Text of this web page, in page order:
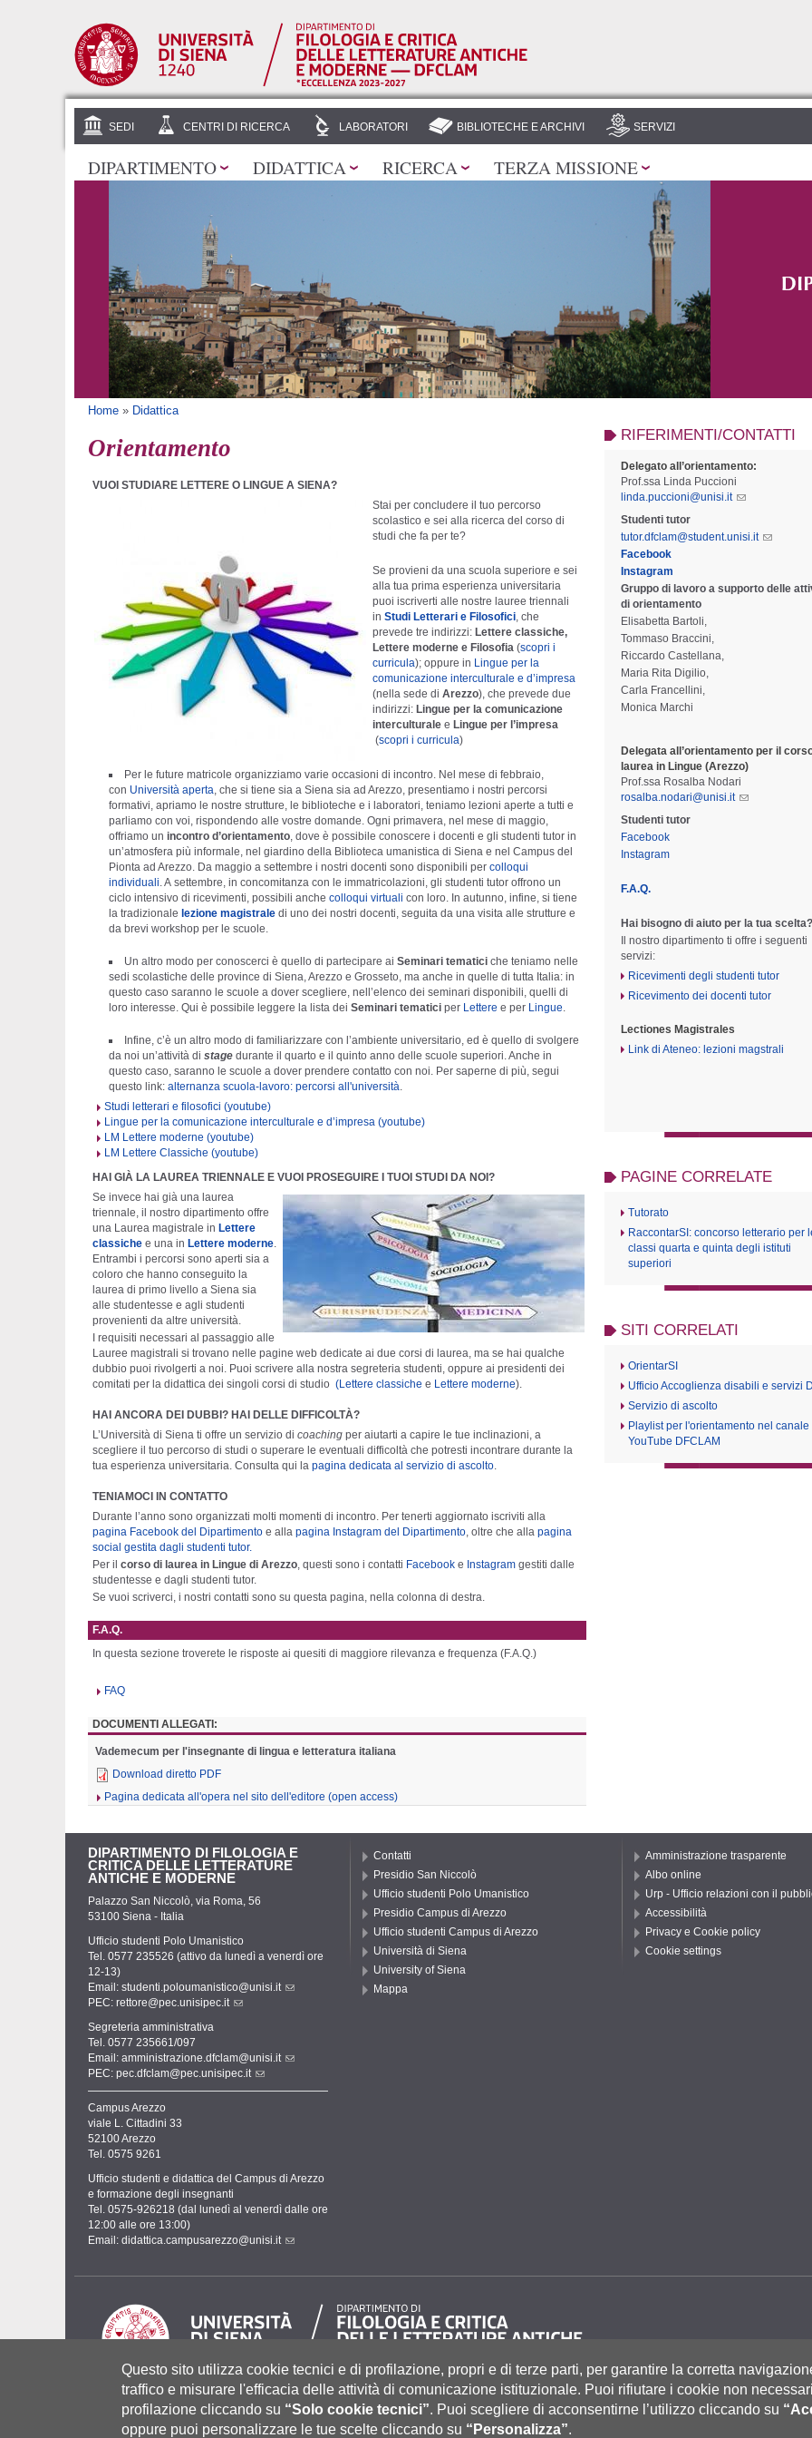
SEDI CENTRI DI RICERCA LABORATORI BIBLIOTECHE E ARCHIVI SERVIZI
DIPARTIMENTO DIDATTICA RICERCA TERZA MISSIONE
Tu sei qui
Home » Didattica
Orientamento
VUOI STUDIARE LETTERE O LINGUE A SIENA?
Stai per concludere il tuo percorso
scolastico e sei alla ricerca del corso di
studi che fa per te?
Se provieni da una scuola superiore e sei
alla tua prima esperienza universitaria
puoi iscriverti alle nostre lauree triennali
in Studi Letterari e Filosofici, che
prevede tre indirizzi: Lettere classiche,
Lettere moderne e Filosofia (scopri i
curricula); oppure in Lingue per la
comunicazione interculturale e d’impresa
(nella sede di Arezzo), che prevede due
indirizzi: Lingue per la comunicazione
interculturale e Lingue per l’impresa
(scopri i curricula)
Per le future matricole organizziamo varie occasioni di incontro. Nel mese di febbraio,
con Università aperta, che si tiene sia a Siena sia ad Arezzo, presentiamo i nostri percorsi
formativi, apriamo le nostre strutture, le biblioteche e i laboratori, teniamo lezioni aperte a tutti e
parliamo con voi, rispondendo alle vostre domande. Ogni primavera, nel mese di maggio,
offriamo un incontro d’orientamento, dove è possibile conoscere i docenti e gli studenti tutor in
un’atmosfera più informale, nel giardino della Biblioteca umanistica di Siena e nel Campus del
Pionta ad Arezzo. Da maggio a settembre i nostri docenti sono disponibili per colloqui
individuali. A settembre, in concomitanza con le immatricolazioni, gli studenti tutor offrono un
ciclo intensivo di ricevimenti, possibili anche colloqui virtuali con loro. In autunno, infine, si tiene
la tradizionale lezione magistrale di uno dei nostri docenti, seguita da una visita alle strutture e
da brevi workshop per le scuole.
Un altro modo per conoscerci è quello di partecipare aiSeminari tematiciche teniamo nelle
sedi scolastiche delle province di Siena, Arezzo e Grosseto, ma anche in quelle di tutta Italia: in
questo caso saranno le scuole a dover scegliere, nell’elenco dei seminari disponibili, quelli di
loro interesse. Qui è possibile leggere la lista dei Seminari tematici per Lettere e per Lingue.
Infine, c’è un altro modo di familiarizzare con l’ambiente universitario, ed è quello di svolgere
da noi un’attività di stage durante il quarto e il quinto anno delle scuole superiori. Anche in
questo caso, saranno le scuole a dover prendere contatto con noi. Per saperne di più, segui
questo link: alternanza scuola-lavoro: percorsi all'università.
Studi letterari e filosofici (youtube)
Lingue per la comunicazione interculturale e d’impresa (youtube)
LM Lettere moderne (youtube)
LM Lettere Classiche (youtube)
HAI GIÀ LA LAUREA TRIENNALE E VUOI PROSEGUIRE I TUOI STUDI DA NOI?
Se invece hai già una laurea
triennale, il nostro dipartimento offre
una Laurea magistrale in Lettere
classiche e una in Lettere moderne.
Entrambi i percorsi sono aperti sia a
coloro che hanno conseguito la
laurea di primo livello a Siena sia
alle studentesse e agli studenti
provenienti da altre università.
I requisiti necessari al passaggio alle
Lauree magistrali si trovano nelle pagine web dedicate ai due corsi di laurea, ma se hai qualche
dubbio puoi rivolgerti a noi. Puoi scrivere alla nostra segreteria studenti, oppure ai presidenti dei
comitati per la didattica dei singoli corsi di studio (Lettere classiche e Lettere moderne).
HAI ANCORA DEI DUBBI? HAI DELLE DIFFICOLTÀ?
L’Università di Siena ti offre un servizio di coaching per aiutarti a capire le tue inclinazioni, a
scegliere il tuo percorso di studi o superare le eventuali difficoltà che potresti incontrare durante la
tua esperienza universitaria. Consulta qui la pagina dedicata al servizio di ascolto.
TENIAMOCI IN CONTATTO
Durante l’anno sono organizzati molti momenti di incontro. Per tenerti aggiornato iscriviti alla
pagina Facebook del Dipartimento e alla pagina Instagram del Dipartimento, oltre che alla pagina
social gestita dagli studenti tutor.
Per il corso di laurea in Lingue di Arezzo, questi sono i contatti Facebook e Instagram gestiti dalle
studentesse e dagli studenti tutor.
Se vuoi scriverci, i nostri contatti sono su questa pagina, nella colonna di destra.
F.A.Q.
In questa sezione troverete le risposte ai quesiti di maggiore rilevanza e frequenza (F.A.Q.)
FAQ
DOCUMENTI ALLEGATI:
Vademecum per l'insegnante di lingua e letteratura italiana
Download diretto PDF
Pagina dedicata all'opera nel sito dell'editore (open access)
RIFERIMENTI/CONTATTI
Delegato all’orientamento:
Prof.ssa Linda Puccioni
linda.puccioni@unisi.it
Studenti tutor
tutor.dfclam@student.unisi.it
Facebook
Instagram
Gruppo di lavoro a supporto delle
di orientamento
Elisabetta Bartoli,
Tommaso Braccini,
Riccardo Castellana,
Maria Rita Digilio,
Carla Francellini,
Monica Marchi
Delegata all’orientamento per il
laurea in Lingue (Arezzo)
Prof.ssa Rosalba Nodari
rosalba.nodari@unisi.it
Studenti tutor
Facebook
Instagram
F.A.Q.
Hai bisogno di aiuto per la tua scelta?
Il nostro dipartimento ti offre i seguenti
servizi:
Ricevimenti degli studenti tutor
Ricevimento dei docenti tutor
Lectiones Magistrales
Link di Ateneo: lezioni magstrali
PAGINE CORRELATE
Tutorato
RaccontarSI: concorso letterario per
classi quarta e quinta degli istituti
superiori
SITI CORRELATI
OrientarSI
Ufficio Accoglienza disabili e servizi
Servizio di ascolto
Playlist per l'orientamento nel canale
YouTube DFCLAM
DIPARTIMENTO DI FILOLOGIA E
CRITICA DELLE LETTERATURE
ANTICHE E MODERNE
Palazzo San Niccolò, via Roma, 56
53100 Siena - Italia
Ufficio studenti Polo Umanistico
Tel. 0577 235526 (attivo da lunedì a venerdì ore
12-13)
Email: studenti.poloumanistico@unisi.it
PEC: rettore@pec.unisipec.it
Segreteria amministrativa
Tel. 0577 235661/097
Email: amministrazione.dfclam@unisi.it
PEC: pec.dfclam@pec.unisipec.it
Campus Arezzo
viale L. Cittadini 33
52100 Arezzo
Tel. 0575 9261
Ufficio studenti e didattica del Campus di Arezzo
e formazione degli insegnanti
Tel. 0575-926218 (dal lunedì al venerdì dalle ore
12:00 alle ore 13:00)
Email: didattica.campusarezzo@unisi.it
Contatti
Presidio San Niccolò
Ufficio studenti Polo Umanistico
Presidio Campus di Arezzo
Ufficio studenti Campus di Arezzo
Università di Siena
University of Siena
Mappa
Amministrazione trasparente
Albo online
Urp - Ufficio relazioni con il
Accessibilità
Privacy e Cookie policy
Cookie settings
Università degli Studi di Siena- Rettorato, via Banchi di Sotto 55, 53100 Siena ITALIA
P.IVA 00273530527 | C.F. 80002070524 |Coordinate bancarie|Caselle Pec: Posta Elettronica Certificata
Questo sito utilizza cookie tecnici e di profilazione, propri e di terze parti, per garantire la corretta
traffico e misurare l'efficacia delle attività di comunicazione istituzionale. Puoi rifiutare i cookie non
profilazione cliccando su “Solo cookie tecnici”. Puoi scegliere di acconsentirne l’utilizzo cliccando su
oppure puoi personalizzare le tue scelte cliccando su “Personalizza”.